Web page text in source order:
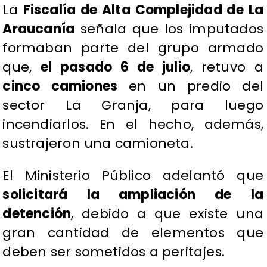
La Fiscalía de Alta Complejidad de La
Araucanía señala que los imputados
formaban parte del grupo armado
que, el pasado 6 de julio, retuvo a
cinco camiones en un predio del
sector La Granja, para luego
incendiarlos. En el hecho, además,
sustrajeron una camioneta.
El Ministerio Público adelantó que
solicitará la ampliación de la
detención, debido a que existe una
gran cantidad de elementos que
deben ser sometidos a peritajes.